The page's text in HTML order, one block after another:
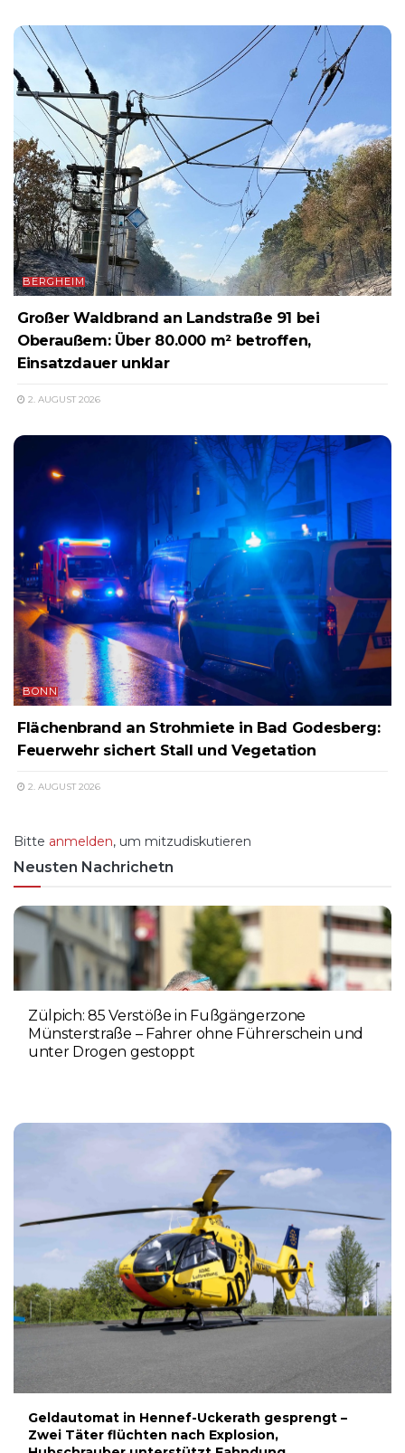
BERGHEIM
Großer Waldbrand an Landstraße 91 bei
Oberaußem: Über 80.000 m² betroffen,
Einsatzdauer unklar
2. AUGUST 2026
BONN
Flächenbrand an Strohmiete in Bad Godesberg:
Feuerwehr sichert Stall und Vegetation
2. AUGUST 2026
Bitte anmelden, um mitzudiskutieren
Neusten Nachrichetn
Zülpich: 85 Verstöße in Fußgängerzone
Münsterstraße – Fahrer ohne Führerschein und
unter Drogen gestoppt
Geldautomat in Hennef-Uckerath gesprengt –
Zwei Täter flüchten nach Explosion,